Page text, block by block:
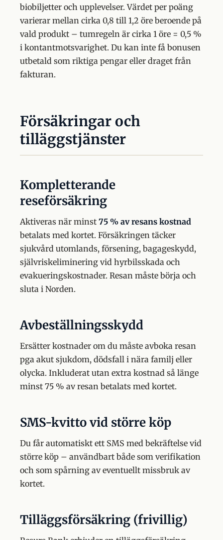
biobiljetter och upplevelser. Värdet per poäng
varierar mellan cirka 0,8 till 1,2 öre beroende på
vald produkt – tumregeln är cirka 1 öre = 0,5 %
i kontantmotsvarighet. Du kan inte få bonusen
utbetald som riktiga pengar eller draget från
fakturan.
Försäkringar och
tilläggstjänster
Kompletterande
reseförsäkring
Aktiveras när minst 75 % av resans kostnad
betalats med kortet. Försäkringen täcker
sjukvård utomlands, försening, bagageskydd,
självriskeliminering vid hyrbilsskada och
evakueringskostnader. Resan måste börja och
sluta i Norden.
Avbeställningsskydd
Ersätter kostnader om du måste avboka resan
pga akut sjukdom, dödsfall i nära familj eller
olycka. Inkluderat utan extra kostnad så länge
minst 75 % av resan betalats med kortet.
SMS-kvitto vid större köp
Du får automatiskt ett SMS med bekräftelse vid
större köp – användbart både som verifikation
och som spårning av eventuellt missbruk av
kortet.
Tilläggsförsäkring (frivillig)